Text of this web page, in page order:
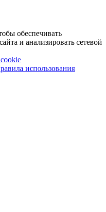
обеспечивать
и анализировать сетевой
использования